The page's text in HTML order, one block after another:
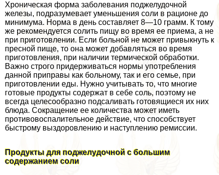
Хроническая форма заболевания поджелудочной
железы, подразумевает уменьшения соли в рационе до
минимума. Норма в день составляет 8—10 грамм. К тому
же рекомендуется солить пищу во время ее приема, а не
при приготовлении. Если больной не может привыкнуть к
пресной пище, то она может добавляться во время
приготовления, при наличии термической обработки.
Важно строго придерживаться нормы употрeбления
данной приправы как больному, так и его семье, при
приготовлении еды. Нужно учитывать то, что многие
готовые продукты содержат в себе соль, поэтому не
всегда целесообразно подсаливать готовящиеся их них
блюда. Сокращение ее количества может иметь
противовоспалительное действие, что способствует
быстрому выздоровлению и наступлению ремиссии.
Продукты для поджелудочной с большим
содержанием соли